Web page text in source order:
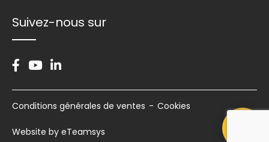
Suivez-nous sur
Facebook
YoutubeLinkedin
Conditions générales de ventes Cookies
Website by eTeamsys